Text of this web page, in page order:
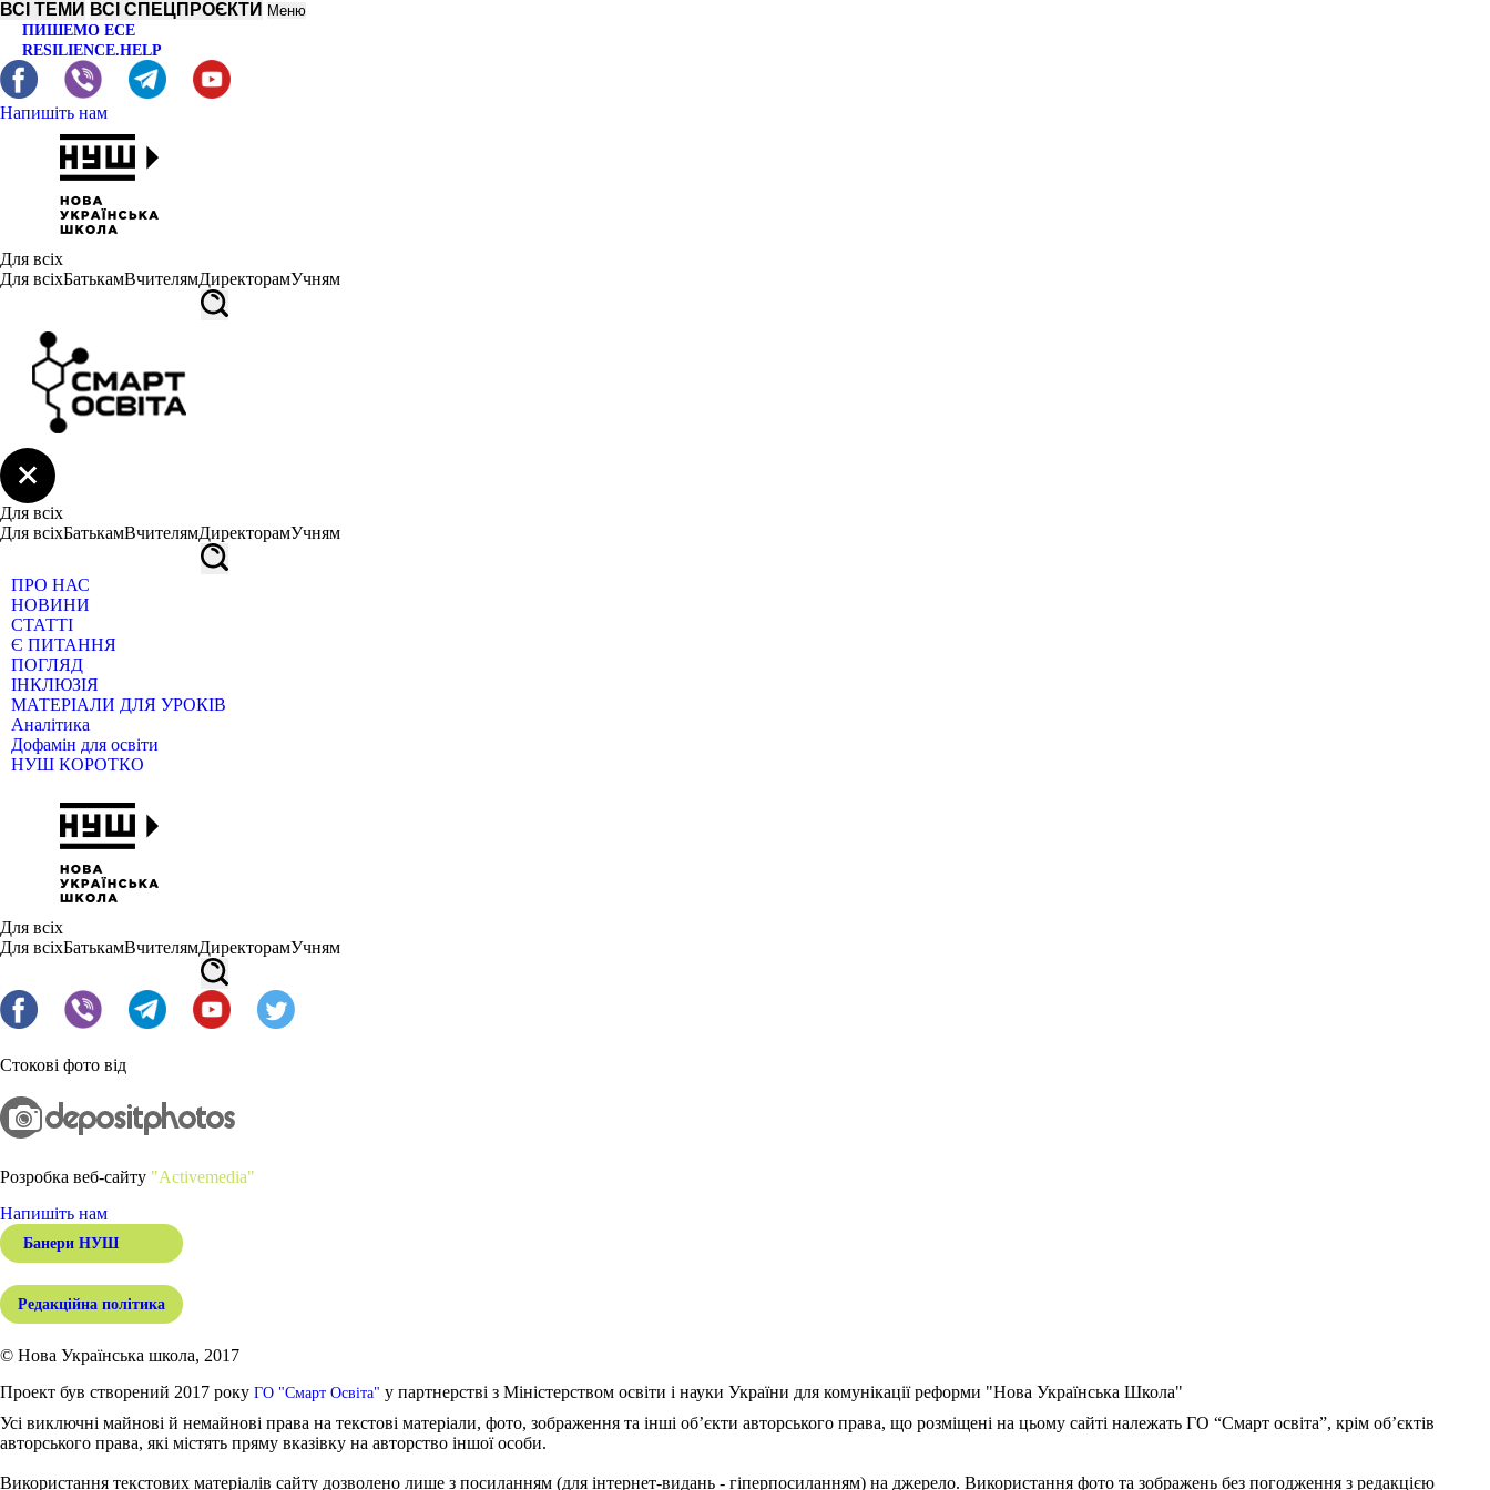
ВСІ ТЕМИ ВСІ СПЕЦПРОЄКТИ Меню
ПИШЕМО ЕСЕ
RESILIENCE.HELP
Напишіть нам
Для всіх
Для всіхБатькамВчителямДиректорамУчням
Для всіх
Для всіхБатькамВчителямДиректорамУчням
ПРО НАС
НОВИНИ
СТАТТІ
Є ПИТАННЯ
ПОГЛЯД
ІНКЛЮЗІЯ
МАТЕРІАЛИ ДЛЯ УРОКІВ
Аналітика
Дофамін для освіти
НУШ КОРОТКО
Для всіх
Для всіхБатькамВчителямДиректорамУчням
Стокові фото від
Розробка веб-сайту "Activemedia"
Напишіть нам
Банери НУШ
Редакційна політика
© Нова Українська школа, 2017
Проект був створений 2017 року ГО "Смарт Освіта" у партнерстві з Міністерством освіти і науки України для комунікації реформи "Нова Українська Школа"
Усі виключні майнові й немайнові права на текстові матеріали, фото, зображення та інші об’єкти авторського права, що розміщені на цьому сайті належать ГО “Смарт освіта”, крім об’єктів
авторського права, які містять пряму вказівку на авторство іншої особи.
Використання текстових матеріалів сайту дозволено лише з посиланням (для інтернет-видань - гіперпосиланням) на джерело. Використання фото та зображень без погодження з редакцією